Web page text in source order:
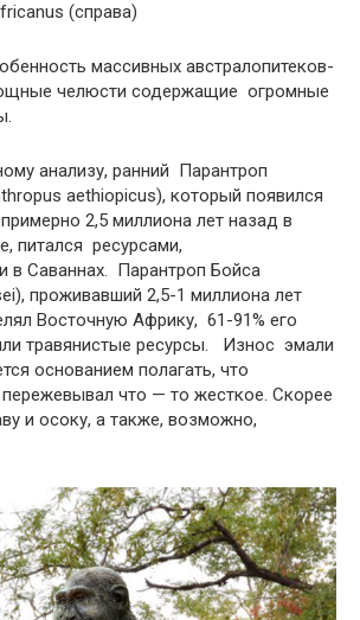
(справа)
массивных австралопитеков-
челюсти содержащие огромные
анализу, ранний Парантроп
aethiopicus), который появился
2,5 миллиона лет назад в
питался ресурсами,
в Саваннах. Парантроп Бойса
проживавший 2,5-1 миллиона лет
Восточную Африку, 61-91% его
травянистые ресурсы. Износ эмали
основанием полагать, что
что — то жесткое. Скорее
и осоку, а также, возможно,